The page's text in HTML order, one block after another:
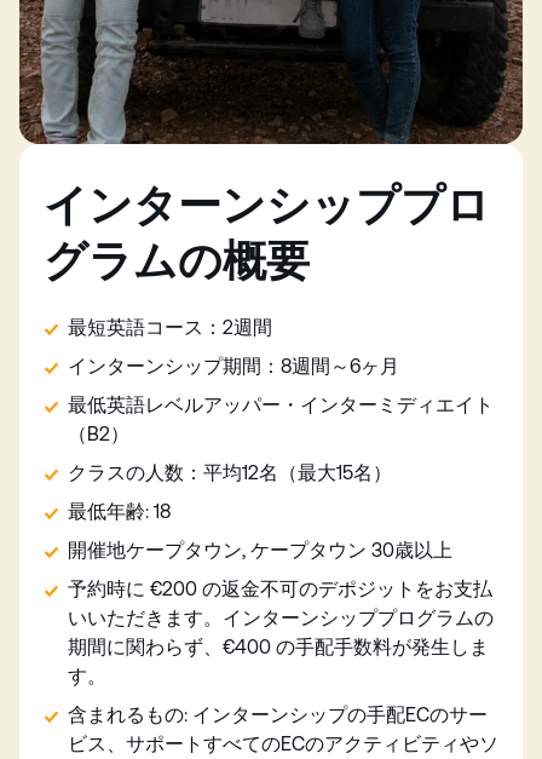
インターンシッププロ
グラムの概要
最短英語コース：2週間
インターンシップ期間：8週間～6ヶ月
最低英語レベルアッパー・インターミディエイト
（B2）
クラスの人数：平均12名（最大15名）
最低年齢: 18
開催地ケープタウン, ケープタウン 30歳以上
予約時に €200 の返金不可のデポジットをお支払
いいただきます。インターンシッププログラムの
期間に関わらず、€400 の手配手数料が発生しま
す。
含まれるもの: インターンシップの手配ECのサー
ビス、サポートすべてのECのアクティビティやソ